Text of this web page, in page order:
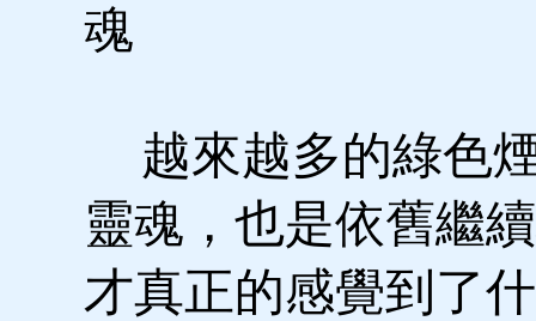
魂
越來越多的綠色
靈魂，也是依舊繼
才真正的感覺到了